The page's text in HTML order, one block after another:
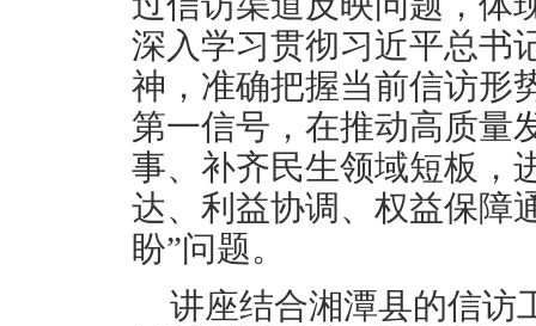
深入学习贯彻习近平总书
神，准确把握当前信访形
第一信号，在推动高质量
事、补齐民生领域短板，
达、利益协调、权益保障
盼”问题。
讲座结合湘潭县的信访